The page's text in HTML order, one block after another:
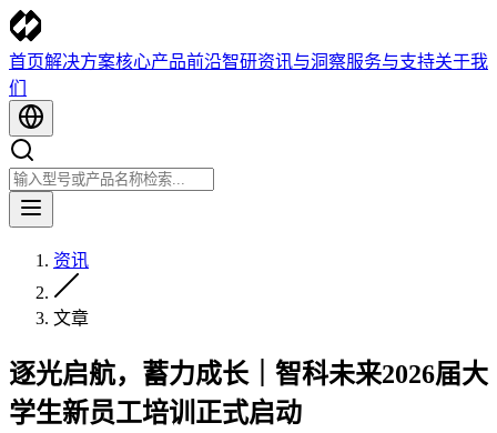
首页解决方案核心产品前沿智研资讯与洞察服务与支持关于我
们
资讯
文章
逐光启航，蓄力成长｜智科未来2026届大
学生新员工培训正式启动